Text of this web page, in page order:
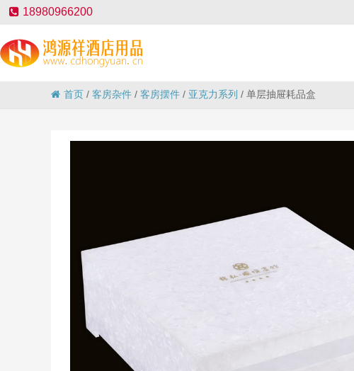
18980966200
首页 / 客房杂件 / 客房摆件 / 亚克力系列 / 单层抽屉耗品盒